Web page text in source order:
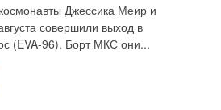
Джессика Меир и
совершили выход в
(EVA-96). Борт МКС они...